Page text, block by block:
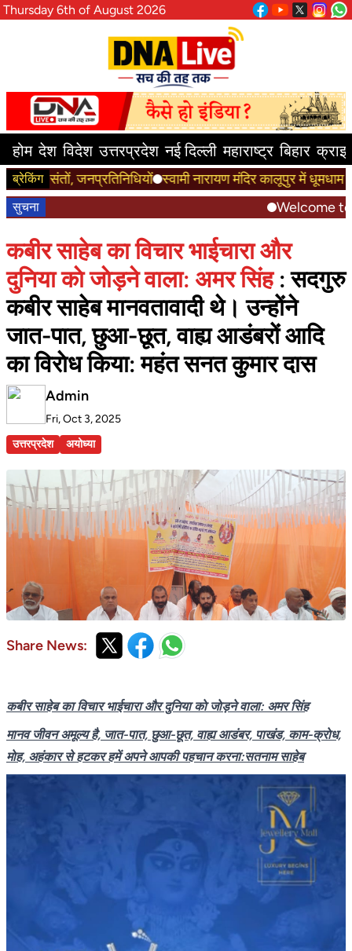
Thursday 6th of August 2026
होम देश विदेश उत्तरप्रदेश नई दिल्ली महाराष्ट्र बिहार
ब्रेकिंग
जनप्रतिनिधियों स्वामी नारायण मंदिर कालूपुर में धूमधाम से
सुचना Welcome to the
कबीर साहेब का विचार भाईचारा और
दुनिया काे जाेड़ने वाला: अमर सिंह: सदगुरु
कबीर साहेब मानवतावादी थे। उन्होंने
जात-पात, छुआ-छूत, वाह्य आडंबरों आदि
का विराेध किया: महंत सनत कुमार दास
Admin
Fri, Oct 3, 2025
उत्तरप्रदेश
अयोध्या
Share News:
कबीर साहेब का विचार भाईचारा और दुनिया काे जाेड़ने वाला: अमर सिंह
मानव जीवन अमूल्य है, जात-पात, छुआ-छूत, वाह्य आडंबर, पाखंड, काम-क्राेध,
माेह, अहंकार से हटकर हमें अपने आपकी पहचान करना:सतनाम साहेब